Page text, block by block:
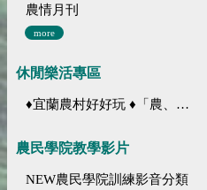
農情月刊
more
休閒樂活專區
♦宜蘭農村好好玩 ♦「農、藝、山、水」四條遊程推薦
農民學院教學影片
NEW農民學院訓練影音分類